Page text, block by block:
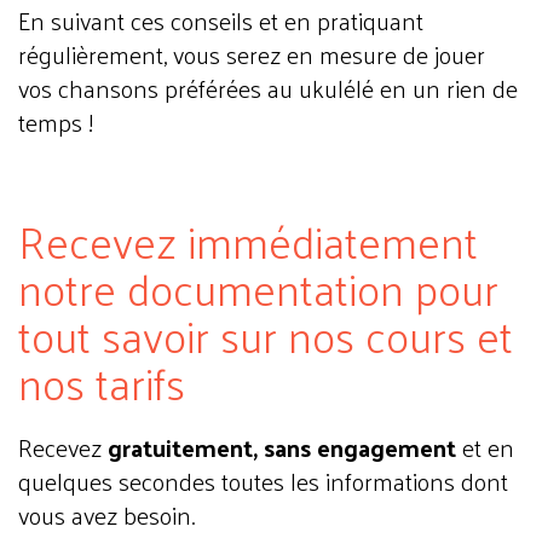
En suivant ces conseils et en pratiquant
régulièrement, vous serez en mesure de jouer
vos chansons préférées au ukulélé en un rien de
temps !
Recevez immédiatement
notre documentation pour
tout savoir sur nos cours et
nos tarifs
Recevezgratuitement, sans engagementet en
quelques secondes toutes les informations dont
vous avez besoin.